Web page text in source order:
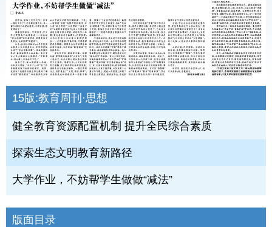
15版:教育周刊·思想
健全教育资源配置机制 提升全民综合素质
探索生态文明教育新路径
大学作业，不妨帮学生做做“减法”
版面目录